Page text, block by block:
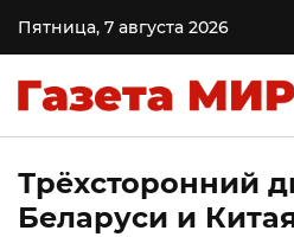
Пятница, 7 августа 2026
Трёхсторонний
Беларуси и